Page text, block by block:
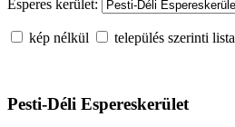
Esperes kerület:
kép nélkül település szerinti lista
Pesti-Déli Espereskerület